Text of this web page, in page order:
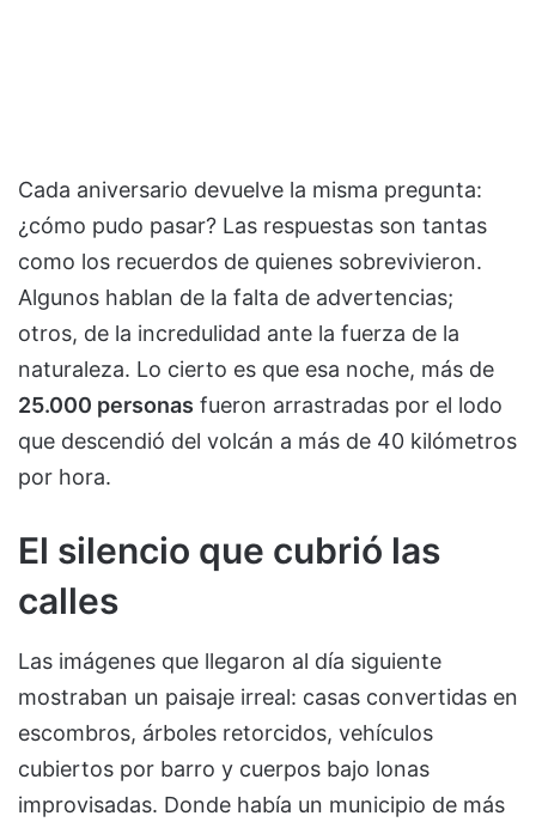
Cada aniversario devuelve la misma pregunta:
¿cómo pudo pasar? Las respuestas son tantas
como los recuerdos de quienes sobrevivieron.
Algunos hablan de la falta de advertencias;
otros, de la incredulidad ante la fuerza de la
naturaleza. Lo cierto es que esa noche, más de
25.000 personas fueron arrastradas por el lodo
que descendió del volcán a más de 40 kilómetros
por hora.
El silencio que cubrió las
calles
Las imágenes que llegaron al día siguiente
mostraban un paisaje irreal: casas convertidas en
escombros, árboles retorcidos, vehículos
cubiertos por barro y cuerpos bajo lonas
improvisadas. Donde había un municipio de más